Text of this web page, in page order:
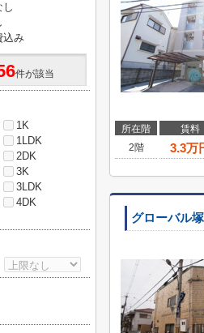
所在階 賃料
2階
3.3万
グローバル
込み
件が該当
1K
1LDK
2DK
3K
3LDK
4DK